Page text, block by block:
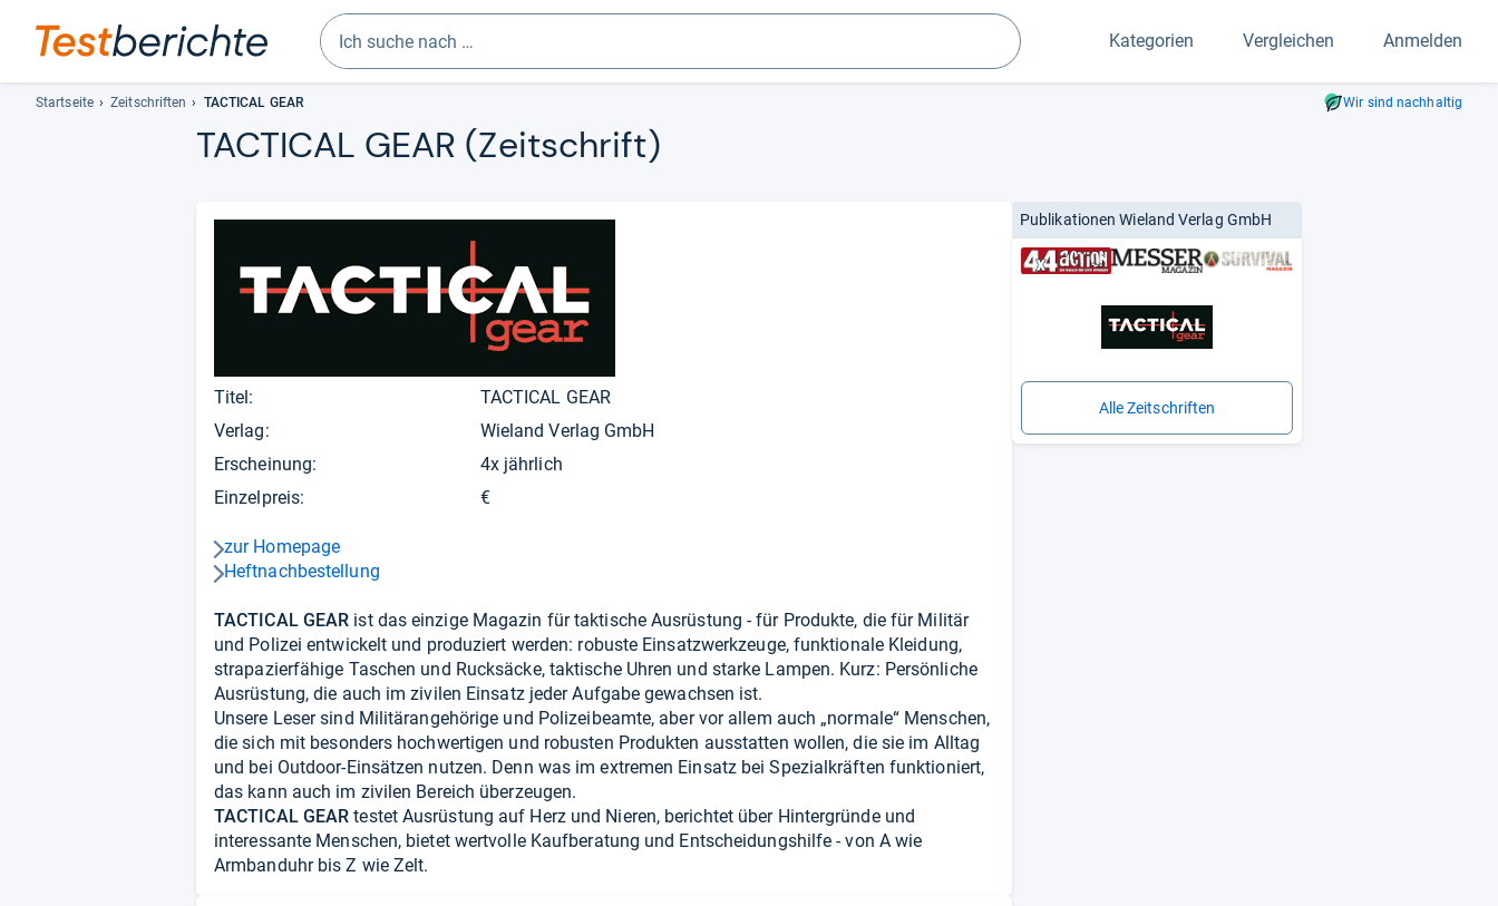
Suchen
Geben
mindestens
drei
Vorschläge
automatisch
und
mit
Kategorien Vergleichen Anmelden
Startseite Zeitschriften TACTICAL GEAR Wir sind nachhaltig
TACTICAL GEAR (Zeitschrift)
Titel:
Verlag:
Erscheinung:
Einzelpreis:
TACTICAL GEAR
Wieland Verlag GmbH
4x jährlich
€
pfeil_navi_rechtszur Homepage
pfeil_navi_rechtsHeftnachbestellung
TACTICAL GEAR ist das einzige Magazin für taktische Ausrüstung - für Produkte, die für Militär
und Polizei entwickelt und produziert werden: robuste Einsatzwerkzeuge, funktionale Kleidung,
strapazierfähige Taschen und Rucksäcke, taktische Uhren und starke Lampen. Kurz: Persönliche
Ausrüstung, die auch im zivilen Einsatz jeder Aufgabe gewachsen ist.
Unsere Leser sind Militärangehörige und Polizeibeamte, aber vor allem auch „normale“ Menschen,
die sich mit besonders hochwertigen und robusten Produkten ausstatten wollen, die sie im Alltag
und bei Outdoor-Einsätzen nutzen. Denn was im extremen Einsatz bei Spezialkräften funktioniert,
das kann auch im zivilen Bereich überzeugen.
TACTICAL GEAR testet Ausrüstung auf Herz und Nieren, berichtet über Hintergründe und
interessante Menschen, bietet wertvolle Kaufberatung und Entscheidungshilfe - von A wie
Armbanduhr bis Z wie Zelt.
Publikationen Wieland Verlag GmbH
Alle Zeitschriften